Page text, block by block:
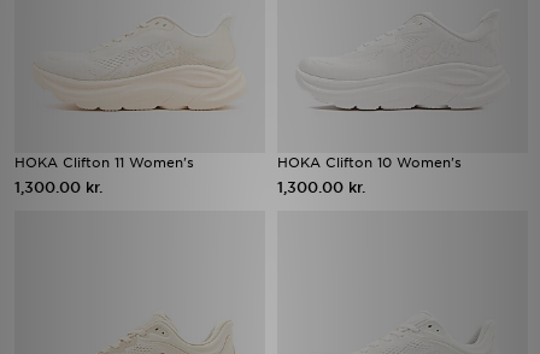
HOKA Clifton 11 Women's
1,300.00 kr.
HOKA Clifton 10 Women's
1,300.00 kr.